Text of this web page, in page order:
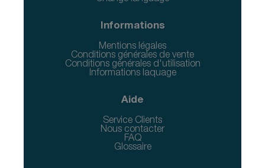
Informations
Mentions légales
Conditions générales de vente
Conditions générales d'utilisation
Informations laquage
Aide
Service Clients
Nous contacter
FAQ
Glossaire